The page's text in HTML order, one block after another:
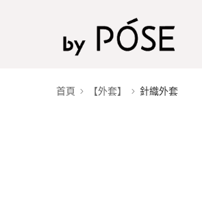
首頁 【外套】 針織外套